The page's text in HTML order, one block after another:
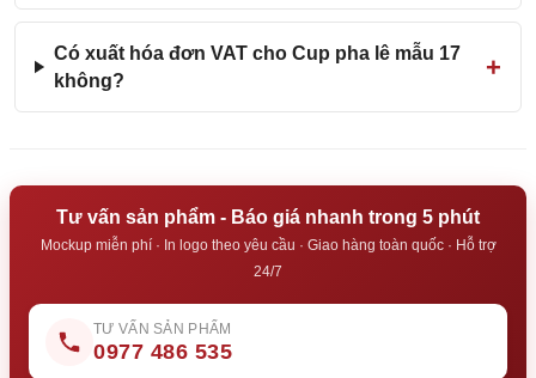
Có xuất hóa đơn VAT cho Cup pha lê mẫu 17
không?
Tư vấn sản phẩm - Báo giá nhanh trong 5 phút
Mockup miễn phí · In logo theo yêu cầu · Giao hàng toàn quốc · Hỗ trợ
24/7
TƯ VẤN SẢN PHẨM
0977 486 535